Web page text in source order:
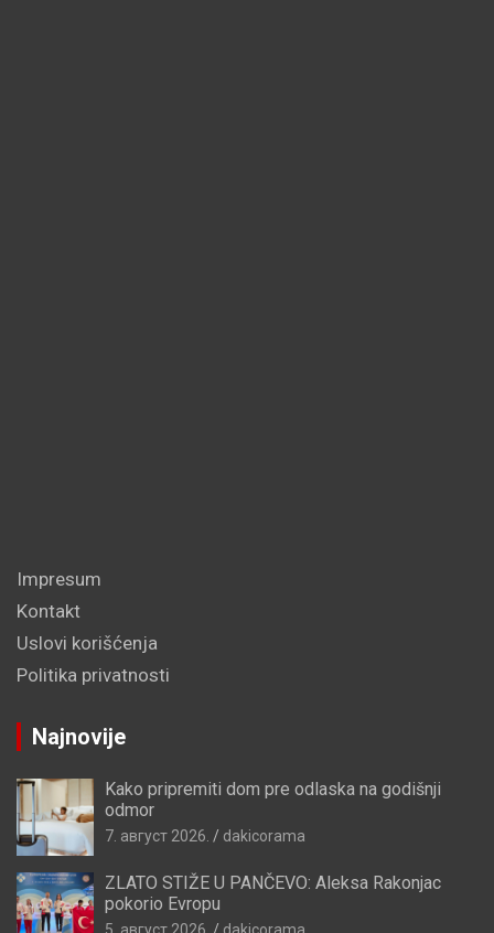
Impresum
Kontakt
Uslovi korišćenja
Politika privatnosti
Najnovije
Kako pripremiti dom pre odlaska na godišnji
odmor
7. август 2026. dakicorama
ZLATO STIŽE U PANČEVO: Aleksa Rakonjac
pokorio Evropu